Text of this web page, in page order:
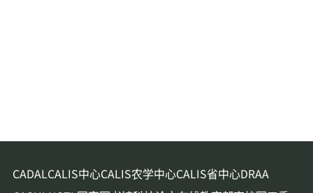
CADALCALIS中心CALIS农学中心CALIS省中心DRAA